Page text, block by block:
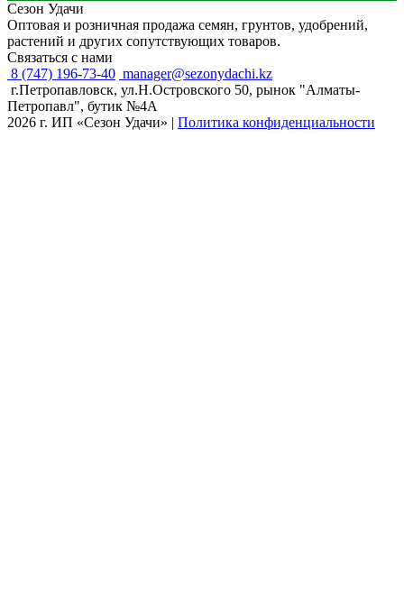
Сезон Удачи
Оптовая и розничная продажа семян, грунтов, удобрений,
растений и других сопутствующих товаров.
Связаться с нами
8 (747) 196-73-40 manager@sezonydachi.kz
г.Петропавловск, ул.Н.Островского 50, рынок "Алматы-
Петропавл", бутик №4A
2026 г. ИП «Сезон Удачи» | Политика конфиденциальности